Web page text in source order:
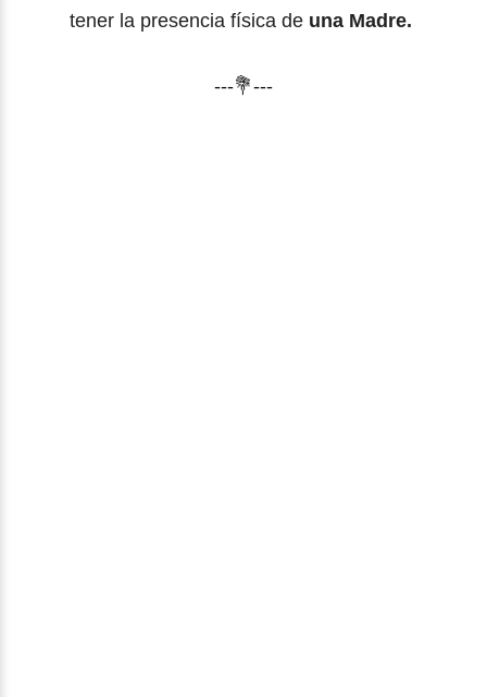
tener la presencia física de una Madre.
---💐---